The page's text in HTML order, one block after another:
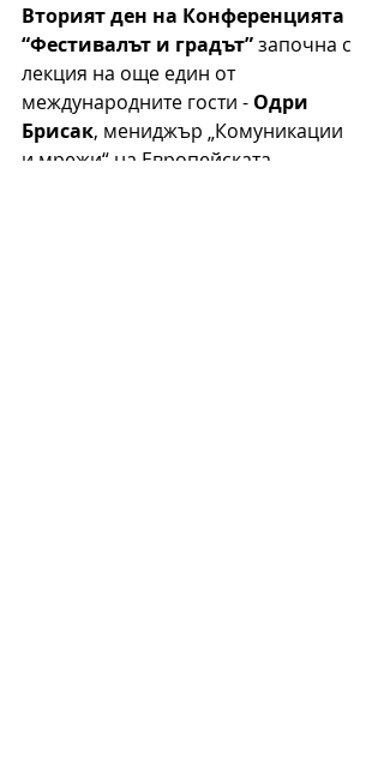
Вторият ден на Конференцията
“Фестивалът и градът” започна с
лекция на още един от
международните гости - Одри
Брисак, мениджър „Комуникации
и мрежи“ на Европейската